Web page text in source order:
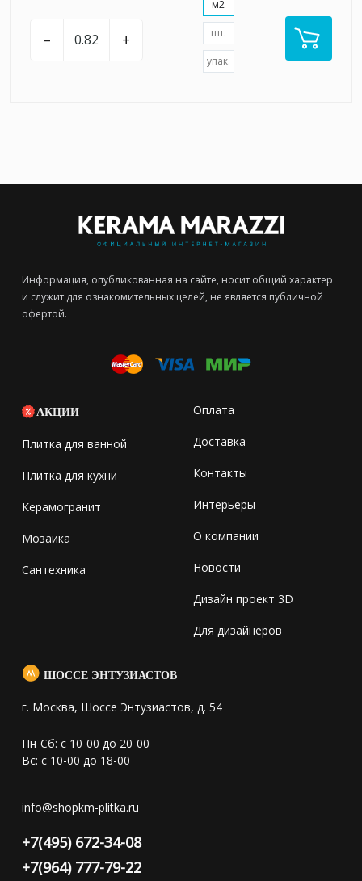
– +
м2
шт.
упак.
Информация, опубликованная на сайте, носит общий характер
и служит для ознакомительных целей, не является публичной
офертой.
АКЦИИ
Плитка для ванной
Плитка для кухни
Керамогранит
Мозаика
Сантехника
Оплата
Доставка
Контакты
Интерьеры
О компании
Новости
Дизайн проект 3D
Для дизайнеров
ШОССЕ ЭНТУЗИАСТОВ
г. Москва, Шоссе Энтузиастов, д. 54
Пн-Сб: с 10-00 до 20-00
Вс: с 10-00 до 18-00
info@shopkm-plitka.ru
+7(495) 672-34-08
+7(964) 777-79-22